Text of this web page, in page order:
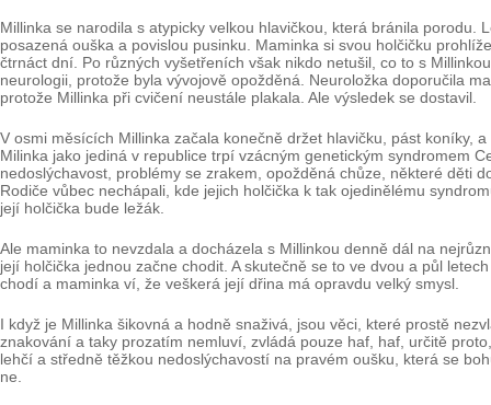
Millinka se narodila s atypicky velkou hlavičkou, která bránila
posazená ouška a povislou pusinku. Maminka si svou holčičku
čtrnáct dní. Po různých vyšetřeních však nikdo netušil, co to s
neurologii, protože byla vývojově opožděná. Neuroložka doporučila
protože Millinka při cvičení neustále plakala. Ale výsledek se dostavil.
V osmi měsících Millinka začala konečně držet hlavičku, pást koníky,
Milinka jako jediná v republice trpí vzácným genetickým syndromem
nedoslýchavost, problémy se zrakem, opožděná chůze, některé děti
Rodiče vůbec nechápali, kde jejich holčička k tak ojedinělému
její holčička bude ležák.
Ale maminka to nevzdala a docházela s Millinkou denně dál na
její holčička jednou začne chodit. A skutečně se to ve dvou a půl
chodí a maminka ví, že veškerá její dřina má opravdu velký smysl.
I když je Millinka šikovná a hodně snaživá, jsou věci, které prostě
znakování a taky prozatím nemluví, zvládá pouze haf, haf, určitě
lehčí a středně těžkou nedoslýchavostí na pravém oušku, která se
ne.